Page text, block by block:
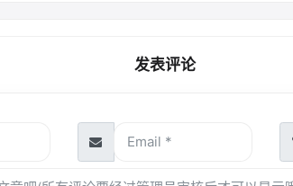
发表评论